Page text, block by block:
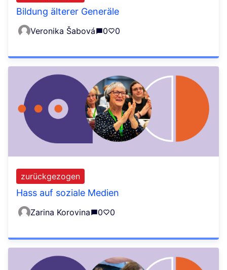
Bildung älterer Generäle
Veronika Šabová 0 0
Hass auf soziale Medien
zurückgezogen
Zarina Korovina 0 0